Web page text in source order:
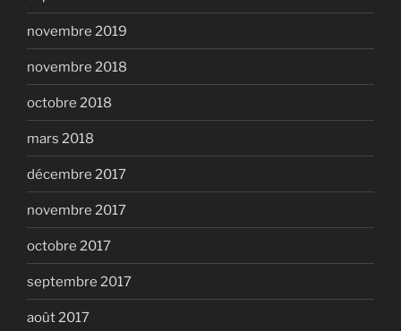
novembre 2019
novembre 2018
octobre 2018
mars 2018
décembre 2017
novembre 2017
octobre 2017
septembre 2017
août 2017